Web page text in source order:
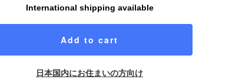
International shipping available
Add to cart
日本国内にお住まいの方向け